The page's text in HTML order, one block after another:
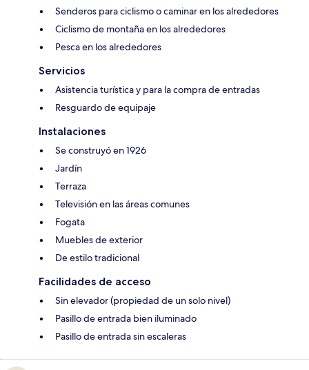
Senderos para ciclismo o caminar en los alrededores
Ciclismo de montaña en los alrededores
Pesca en los alrededores
Servicios
Asistencia turística y para la compra de entradas
Resguardo de equipaje
Instalaciones
Se construyó en 1926
Jardín
Terraza
Televisión en las áreas comunes
Fogata
Muebles de exterior
De estilo tradicional
Facilidades de acceso
Sin elevador (propiedad de un solo nivel)
Pasillo de entrada bien iluminado
Pasillo de entrada sin escaleras